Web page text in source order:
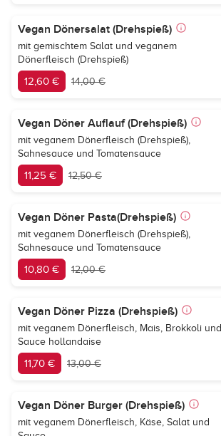
Vegan Dönersalat (Drehspieß)
mit gemischtem Salat und veganem
Dönerfleisch (Drehspieß)
12,60 € 14,00 €
Vegan Döner Auflauf (Drehspieß)
mit veganem Dönerfleisch (Drehspieß),
Sahnesauce und Tomatensauce
11,25 € 12,50 €
Vegan Döner Pasta(Drehspieß)
mit veganem Dönerfleisch (Drehspieß),
Sahnesauce und Tomatensauce
10,80 € 12,00 €
Vegan Döner Pizza (Drehspieß)
mit veganem Dönerfleisch, Mais, Brokkoli und
Sauce hollandaise
11,70 € 13,00 €
Vegan Döner Burger (Drehspieß)
mit veganem Dönerfleisch, Käse, Salat und